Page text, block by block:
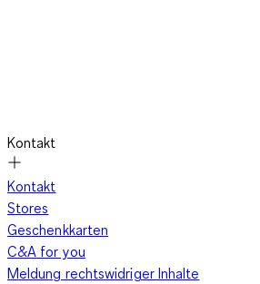
Kontakt
Kontakt
Stores
Geschenkkarten
C&A for you
Meldung rechtswidriger Inhalte